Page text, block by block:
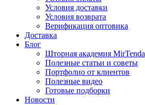
Условия доставки
Условия возврата
Верификация оптовика
Доставка
Блог
Шторная академия MirTenda
Полезные статьи и советы
Портфолио от клиентов
Полезные видео
Готовые подборки
Новости